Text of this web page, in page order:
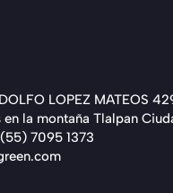
LOPEZ MATEOS
la montaña Tlalpan
7095 1373